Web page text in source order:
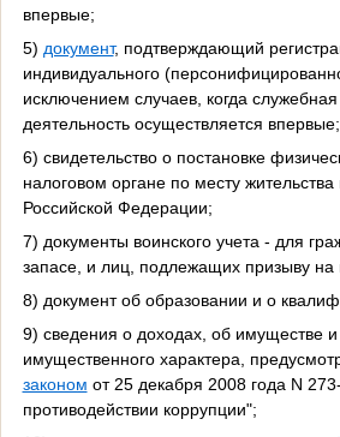
впервые;
5) документ, подтверждающий
индивидуального
исключением случаев, когда
деятельность осуществляется впервые;
6) свидетельство о постановке
налоговом органе по месту жительства
Российской Федерации;
7) документы воинского учета - для
запасе, и лиц, подлежащих призыву на
8) документ об образовании и о
9) сведения о доходах, об имуществе и
имущественного характера,
законом от 25 декабря 2008 года N
противодействии коррупции";